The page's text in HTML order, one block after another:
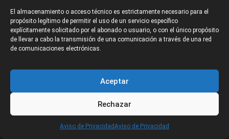
El almacenamiento o acceso técnico es estrictamente necesario para el
propósito legítimo de permitir el uso de un servicio específico
explícitamente solicitado por el abonado o usuario, o con el único propósito
de llevar a cabo la transmisión de una comunicación a través de una red
de comunicaciones electrónicas.
Aceptar
Rechazar
Aviso de PrivacidadAviso de Privacidad